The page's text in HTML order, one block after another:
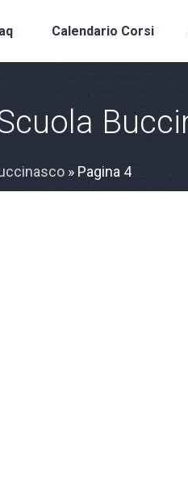
Calendario Corsi
» Pagina 4